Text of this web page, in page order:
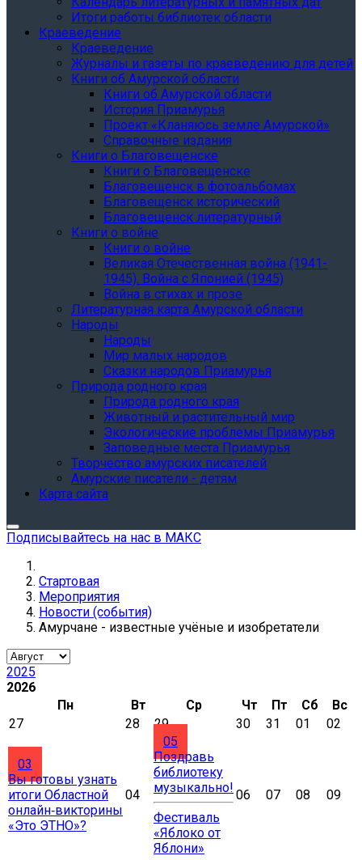
Итоги работы библиотек области
Краеведение
Краеведение
Журналы и газеты по краеведению для детей
Книги об Амурской области
Книги об Амурской области
История Приамурья
Проект «Кланяюсь земле Амурской»
Справочные издания
Книги о Благовещенске
Книги о Благовещенске
Благовещенск в фотоальбомах
Благовещенск исторический
Благовещенск литературный
Книги о войне
Книги о войне
Великая Отечественная война (1941-
1945). Война с Японией (1945)
Война в стихах и прозе
Литературная карта Амурской области
Народы
Народы
Мир малых народов
Сказки народов Приамурья
Природа родного края
Природа родного края
Животный и растительный мир
Экологические проблемы Приамурья
Заповедные места Приамурья
Творчество амурских писателей
Амурские писатели - детям
Карта сайта
Подписывайтесь на нас в МАКС
Стартовая
Мероприятия
Новости (события)
Амурчане - известные учёные и изобретатели
2025
2026
Пн
Вт Ср Чт Пт Сб
Вс
27
28 29 30 31 01 02
03
Вы готовы узнать
итоги Областной
онлайн‑викторины
«Это ЭТНО»?
04
05
Поздравь
библиотеку
музыкально!
Фестиваль
«Яблоко от
Яблони»
06 07 08 09